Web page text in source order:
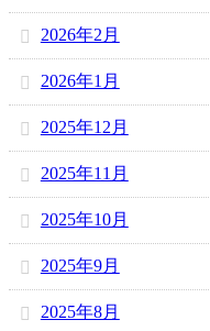
2026年2月
2026年1月
2025年12月
2025年11月
2025年10月
2025年9月
2025年8月